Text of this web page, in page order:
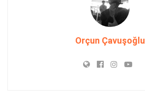
Orçun Çavuşoğlu